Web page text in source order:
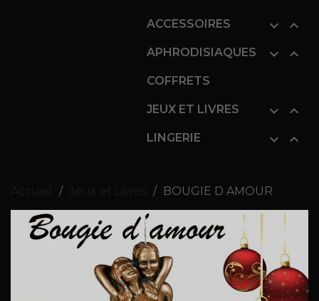
 
ACCESSOIRES
 
APHRODISIAQUES
COFFRETS
 
JEUX ET LIVRES
 
LINGERIE
BOUGIE D AMOUR